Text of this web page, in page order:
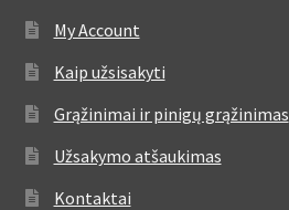
My Account
Kaip užsisakyti
Grąžinimai ir pinigų grąžinimas
Užsakymo atšaukimas
Kontaktai